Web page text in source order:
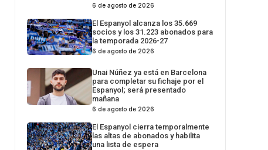
6 de agosto de 2026
El Espanyol alcanza los 35.669
socios y los 31.223 abonados para
la temporada 2026-27
6 de agosto de 2026
Unai Núñez ya está en Barcelona
para completar su fichaje por el
Espanyol; será presentado
mañana
6 de agosto de 2026
El Espanyol cierra temporalmente
las altas de abonados y habilita
una lista de espera